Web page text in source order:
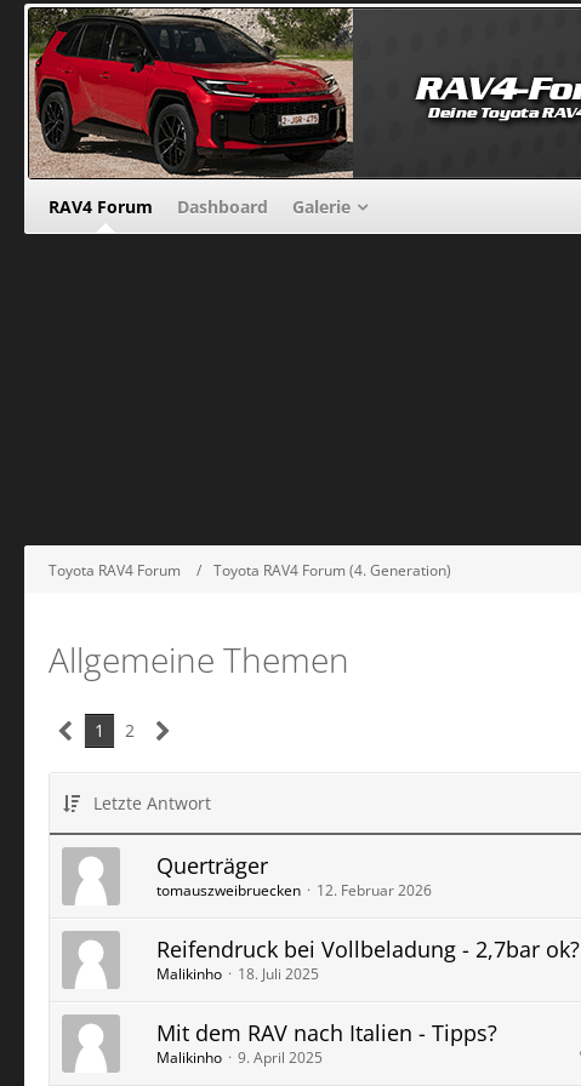
RAV4 Forum Dashboard Galerie
Toyota RAV4 Forum Toyota RAV4 Forum (4. Generation)
Allgemeine Themen
1 2
Letzte Antwort
Querträger
tomauszweibruecken 12. Februar 2026
Reifendruck bei Vollbeladung - 2,7bar ok?
Malikinho 18. Juli 2025
Mit dem RAV nach Italien - Tipps?
Malikinho 9. April 2025